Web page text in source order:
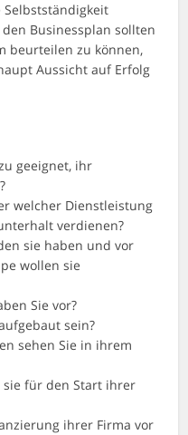
Businessplan sollten
beurteilen zu können,
Aussicht auf Erfolg
geeignet, ihr
welcher Dienstleistung
verdienen?
sie haben und vor
wollen sie
Sie vor?
sein?
sehen Sie in ihrem
sie für den Start ihrer
ihrer Firma vor